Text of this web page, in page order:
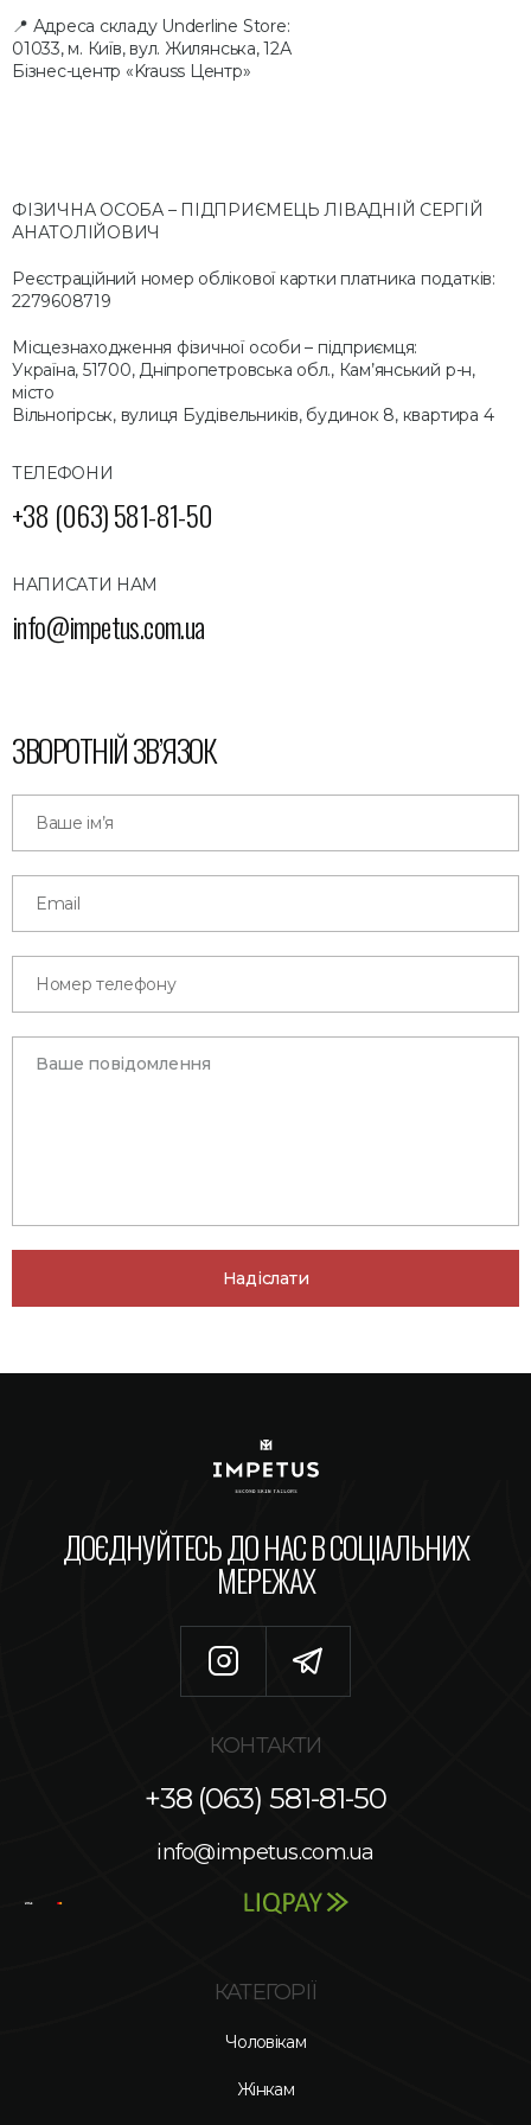
📍 Адреса складу Underline Store:
01033, м. Київ, вул. Жилянська, 12А
Бізнес-центр «Krauss Центр»
ФІЗИЧНА ОСОБА – ПІДПРИЄМЕЦЬ ЛІВАДНІЙ СЕРГІЙ
АНАТОЛІЙОВИЧ
Реєстраційний номер облікової картки платника податків:
2279608719
Місцезнаходження фізичної особи – підприємця:
Україна, 51700, Дніпропетровська обл., Кам’янський р-н,
місто
Вільногірськ, вулиця Будівельників, будинок 8, квартира 4
ТЕЛЕФОНИ
+38 (063) 581-81-50
НАПИСАТИ НАМ
info@impetus.com.ua
ЗВОРОТНІЙ ЗВ’ЯЗОК
Ваше ім’я
Email
Номер телефону
ДОЄДНУЙТЕСЬ ДО НАС В СОЦІАЛЬНИХ
МЕРЕЖАХ
КОНТАКТИ
+38 (063) 581-81-50
info@impetus.com.ua
КАТЕГОРІЇ
Чоловікам
Жінкам